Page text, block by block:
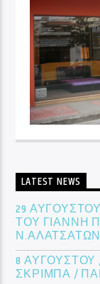
LATEST NEWS
29
ΤΟΥ ΓΙΑΝΝΗ
Ν.ΑΛΑΤΣΑΤΩΝ
8
ΣΚΡΙΜΠΑ /